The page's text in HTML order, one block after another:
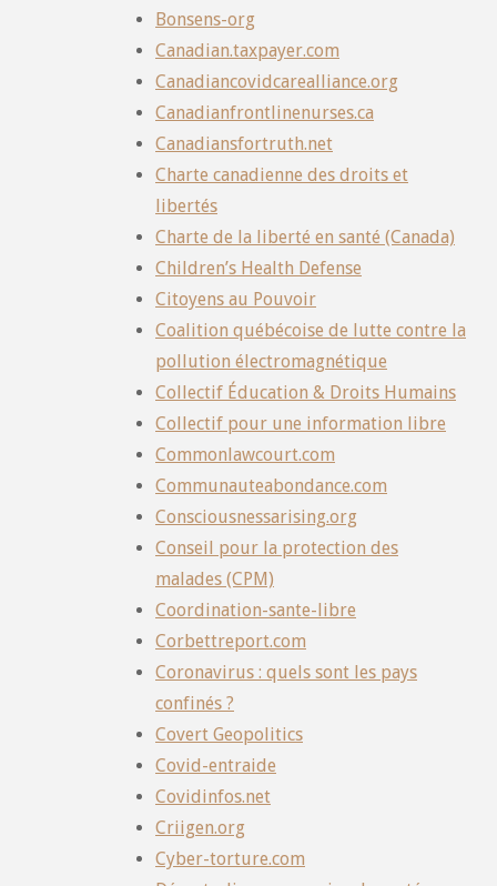
Bonsens-org
Canadian.taxpayer.com
Canadiancovidcarealliance.org
Canadianfrontlinenurses.ca
Canadiansfortruth.net
Charte canadienne des droits et
libertés
Charte de la liberté en santé (Canada)
Children’s Health Defense
Citoyens au Pouvoir
Coalition québécoise de lutte contre la
pollution électromagnétique
Collectif Éducation & Droits Humains
Collectif pour une information libre
Commonlawcourt.com
Communauteabondance.com
Consciousnessarising.org
Conseil pour la protection des
malades (CPM)
Coordination-sante-libre
Corbettreport.com
Coronavirus : quels sont les pays
confinés ?
Covert Geopolitics
Covid-entraide
Covidinfos.net
Criigen.org
Cyber-torture.com